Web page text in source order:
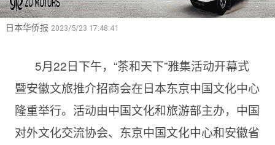
蔡晖 华人新闻 文化风采
日本华侨报 2023/5/23 17:48:41
5月22日下午，“茶和天下”雅集活动开幕式
暨安徽文旅推介招商会在日本东京中国文化中心
隆重举行。活动由中国文化和旅游部主办，中国
对外文化交流协会、东京中国文化中心和安徽省